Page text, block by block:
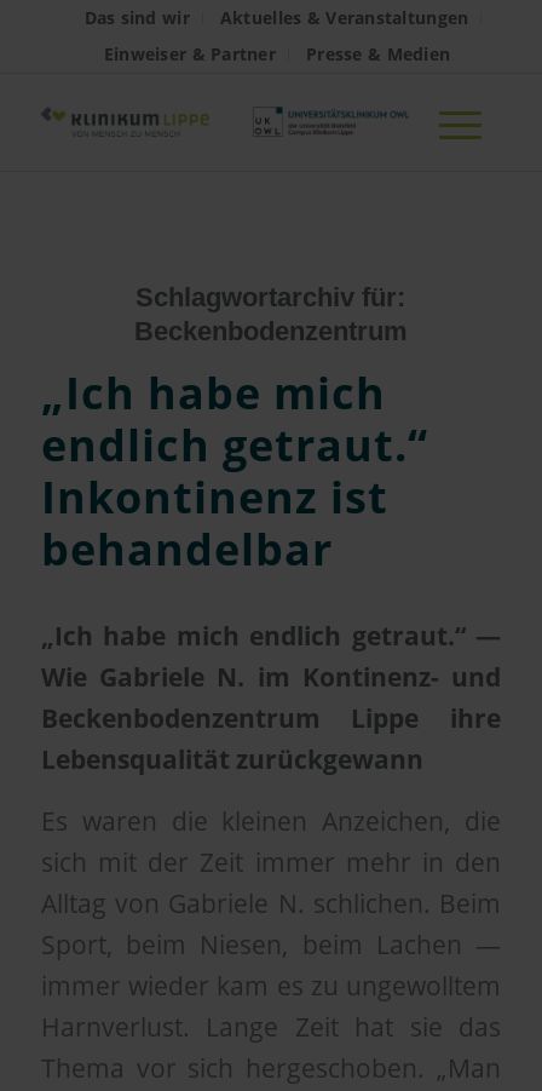
Das sind wir
Aktuelles & Veranstaltungen
Einweiser & Partner
Presse & Medien
Schlagwortarchiv für:
Beckenbodenzentrum
„Ich habe mich
endlich getraut.“
Inkontinenz ist
behandelbar
„Ich habe mich endlich getraut.“ —
Wie Gabriele N. im Kontinenz- und
Beckenbodenzentrum Lippe ihre
Lebensqualität zurückgewann
Es waren die kleinen Anzeichen, die
sich mit der Zeit immer mehr in den
Alltag von Gabriele N. schlichen. Beim
Sport, beim Niesen, beim Lachen —
immer wieder kam es zu ungewolltem
Harnverlust. Lange Zeit hat sie das
Thema vor sich hergeschoben. „Man